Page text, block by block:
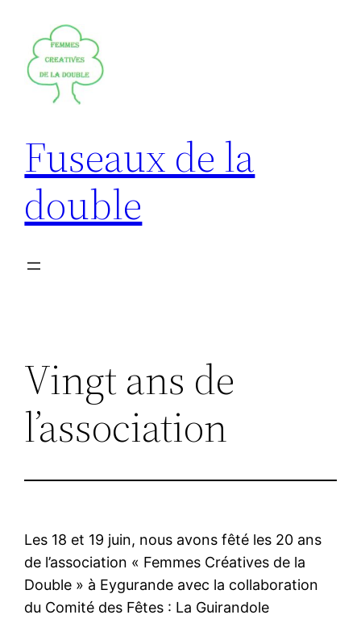
contenu
Fuseaux de la
double
Vingt ans de
l’association
Les 18 et 19 juin, nous avons fêté les 20 ans
de l’association « Femmes Créatives de la
Double » à Eygurande avec la collaboration
du Comité des Fêtes : La Guirandole